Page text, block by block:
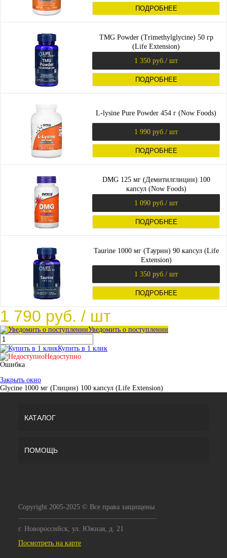
ПОДРОБНЕЕ
TMG Powder (Trimethylglycine) 50 гр
(Life Extension)
1 350 руб. / шт
ПОДРОБНЕЕ
L-lysine Pure Powder 454 г (Now Foods)
1 990 руб. / шт
ПОДРОБНЕЕ
DMG 125 мг (Демитилглицин) 100
капсул (Now Foods)
1 090 руб. / шт
ПОДРОБНЕЕ
Taurine 1000 мг (Таурин) 90 капсул (Life
Extension)
1 350 руб. / шт
ПОДРОБНЕЕ
1 790 руб. / шт
Уведомить о поступлении
Купить в 1 клик
Недоступно
Ошибка
Закрыть окно
Glycine 1000 мг (Глицин) 100 капсул (Life Extension)
КАТАЛОГ
ПОМОЩЬ
Copyright 2005-2025 © Все права защищены.
г. Новороссийск, ул. Южная, д. 21
Посмотреть на карте